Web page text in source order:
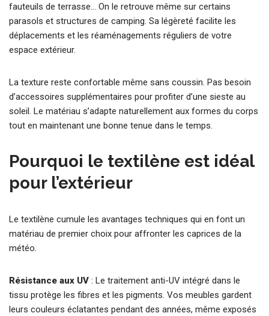
fauteuils de terrasse… On le retrouve même sur certains
parasols et structures de camping. Sa légèreté facilite les
déplacements et les réaménagements réguliers de votre
espace extérieur.
La texture reste confortable même sans coussin. Pas besoin
d’accessoires supplémentaires pour profiter d’une sieste au
soleil. Le matériau s’adapte naturellement aux formes du corps
tout en maintenant une bonne tenue dans le temps.
Pourquoi le textilène est idéal
pour l’extérieur
Le textilène cumule les avantages techniques qui en font un
matériau de premier choix pour affronter les caprices de la
météo.
Résistance aux UV : Le traitement anti-UV intégré dans le
tissu protège les fibres et les pigments. Vos meubles gardent
leurs couleurs éclatantes pendant des années, même exposés